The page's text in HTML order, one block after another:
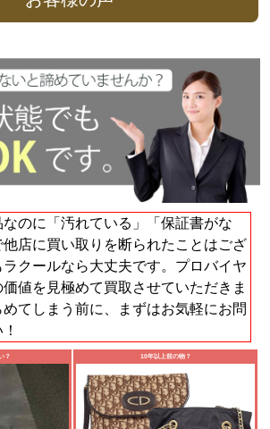
のに「汚れている」「保証書がな
店に買い取りを断られたことはござ
クールなら大丈夫です。プロバイヤ
値を見極めて買取させていただきま
てしまう前に、まずはお気軽にお問
？ 10年以上前の物？